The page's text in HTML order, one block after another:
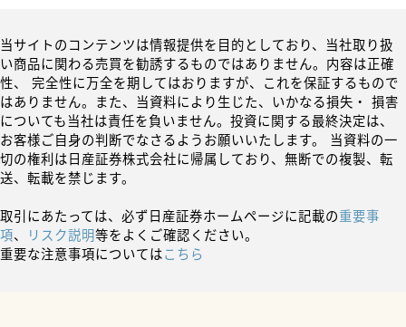
当サイトのコンテンツは情報提供を目的としており、当社取り扱
い商品に関わる売買を勧誘するものではありません。内容は正確
性、 完全性に万全を期してはおりますが、これを保証するもので
はありません。また、当資料により生じた、いかなる損失・ 損害
についても当社は責任を負いません。投資に関する最終決定は、
お客様ご自身の判断でなさるようお願いいたします。 当資料の一
切の権利は日産証券株式会社に帰属しており、無断での複製、転
送、転載を禁じます。
取引にあたっては、必ず日産証券ホームページに記載の重要事
項、 リスク説明等をよくご確認ください。
重要な注意事項についてはこちら